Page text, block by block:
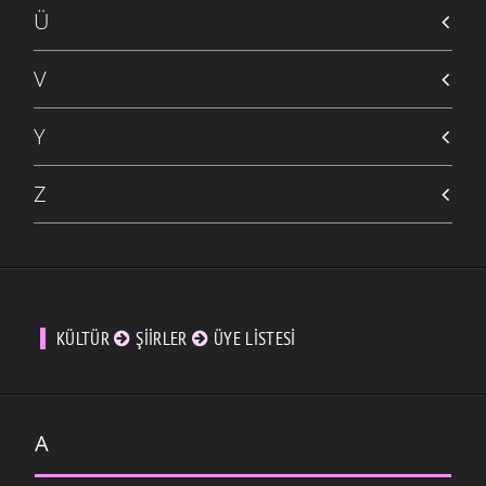
Ü
V
Y
Z
KÜLTÜR ŞIIRLER ÜYE LISTESI
A